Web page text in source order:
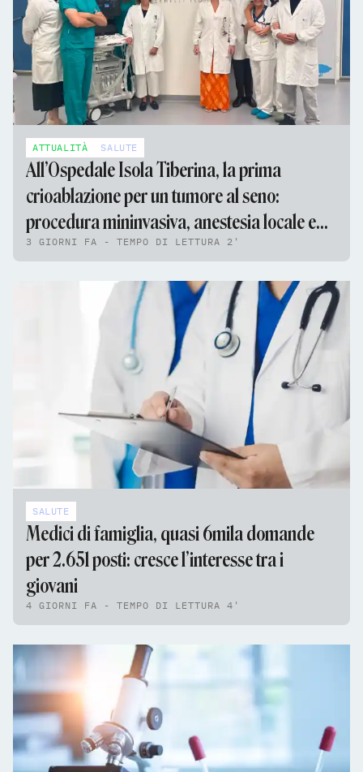
ATTUALITÀ SALUTE
All’Ospedale Isola Tiberina, la prima
crioablazione per un tumore al seno:
procedura mininvasiva, anestesia locale e
nessun ricovero
3 GIORNI FA - TEMPO DI LETTURA 2'
SALUTE
Medici di famiglia, quasi 6mila domande
per 2.651 posti: cresce l’interesse tra i
giovani
4 GIORNI FA - TEMPO DI LETTURA 4'